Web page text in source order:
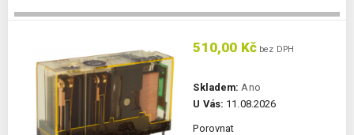
510,00 Kč bez DPH
Skladem: Ano
U Vás: 11.08.2026
Porovnat